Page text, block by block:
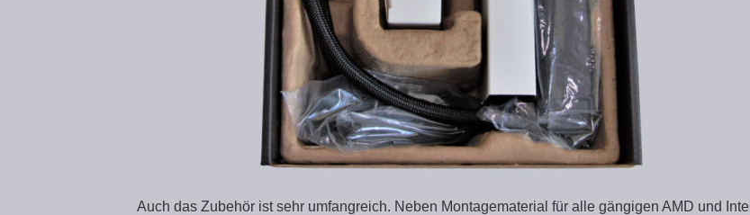
Auch das Zubehör ist sehr umfangreich. Neben Montagematerial für alle gängigen AMD und Intel